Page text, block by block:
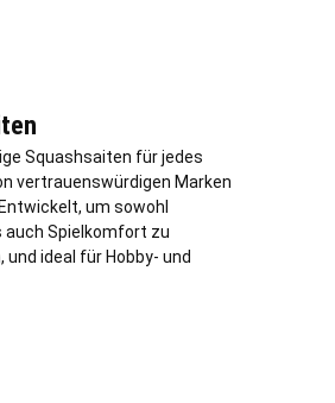
Squashsaiten für jedes
vertrauenswürdigen Marken
um sowohl
auch Spielkomfort zu
ideal für Hobby- und